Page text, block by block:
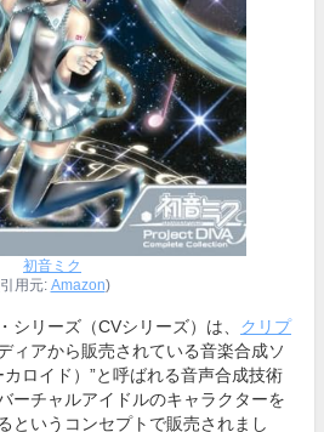
初音ミク
用元: Amazon)
シリーズ（CVシリーズ）は、 クリプ
ィアから販売されている音楽合成ソ
ロイド）”と呼ばれる音声合成技術
ーチャルアイドルのキャラクターを
というコンセプトで販売されまし